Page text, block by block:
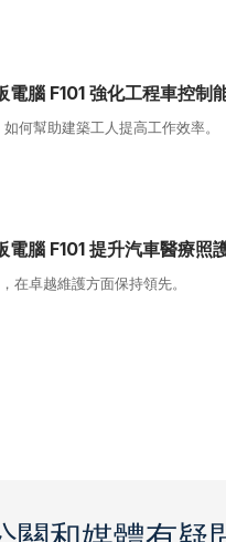
電腦 F101 強化工程車控制
何幫助建築工人提高工作效率。
電腦 F101 提升汽車醫療照
在卓越維護方面保持領先。